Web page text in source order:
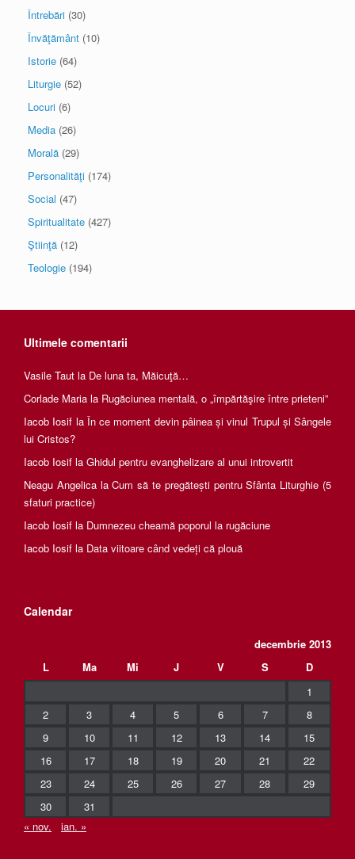
Întrebări (30)
Învăţământ (10)
Istorie (64)
Liturgie (52)
Locuri (6)
Media (26)
Morală (29)
Personalităţi (174)
Social (47)
Spiritualitate (427)
Ştiinţă (12)
Teologie (194)
Ultimele comentarii
Vasile Taut la De luna ta, Măicuţă…
Corlade Maria la Rugăciunea mentală, o „împărtăşire între prieteni”
Iacob Iosif la În ce moment devin pâinea și vinul Trupul și Sângele
lui Cristos?
Iacob Iosif la Ghidul pentru evanghelizare al unui introvertit
Neagu AngelicalaCum să te pregătești pentru Sfânta Liturghie (5
sfaturi practice)
Iacob Iosif la Dumnezeu cheamă poporul la rugăciune
Iacob Iosif la Data viitoare când vedeți că plouă
Calendar
decembrie 2013
L
Ma Mi J V S
D
1
2
3 4 5 6 7
8
9
10 11 12 13 14
15
16
17 18 19 20 21
22
23
24 25 26 27 28
29
30
31
« nov.
ian. »